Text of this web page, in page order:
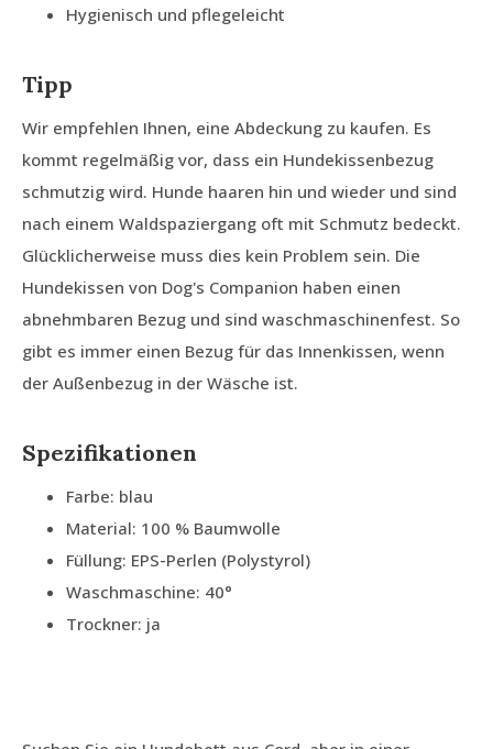
Hygienisch und pflegeleicht
Tipp
Wir empfehlen Ihnen, eine Abdeckung zu kaufen. Es
kommt regelmäßig vor, dass ein Hundekissenbezug
schmutzig wird. Hunde haaren hin und wieder und sind
nach einem Waldspaziergang oft mit Schmutz bedeckt.
Glücklicherweise muss dies kein Problem sein. Die
Hundekissen von Dog's Companion haben einen
abnehmbaren Bezug und sind waschmaschinenfest. So
gibt es immer einen Bezug für das Innenkissen, wenn
der Außenbezug in der Wäsche ist.
Spezifikationen
Farbe: blau
Material: 100 % Baumwolle
Füllung: EPS-Perlen (Polystyrol)
Waschmaschine: 40°
Trockner: ja